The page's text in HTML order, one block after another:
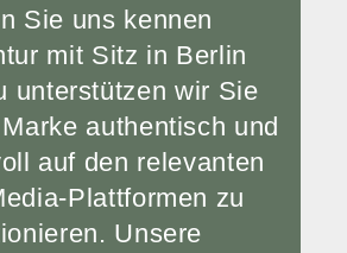
Sie uns kennen
mit Sitz in Berlin
unterstützen wir Sie
authentisch und
auf den relevanten
Plattformen zu
Unsere